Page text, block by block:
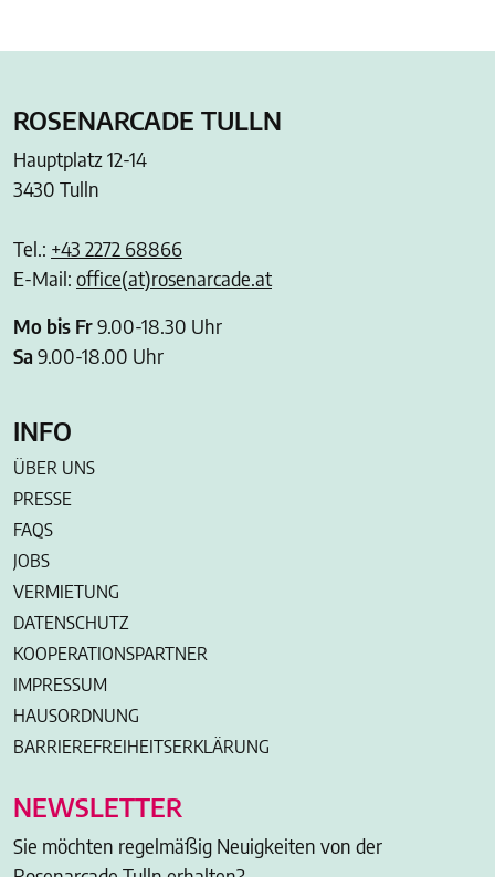
Nanu Nana
New Yorker
ONLY
Thalia
TUI Das Reisebüro
ROSENARCADE TULLN
Hauptplatz 12-14
3430 Tulln
Tel.: +43 2272 68866
E-Mail: office(at)rosenarcade.at
Mo bis Fr9.00-18.30 Uhr
Sa 9.00-18.00 Uhr
INFO
ÜBER UNS
PRESSE
FAQS
JOBS
VERMIETUNG
DATENSCHUTZ
KOOPERATIONSPARTNER
IMPRESSUM
HAUSORDNUNG
BARRIEREFREIHEITSERKLÄRUNG
NEWSLETTER
Sie möchten regelmäßig Neuigkeiten von der